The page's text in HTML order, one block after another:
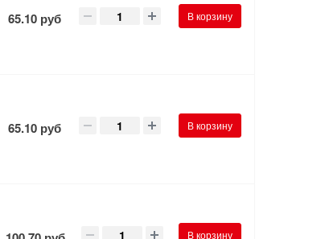
65.10 руб В корзину
65.10 руб В корзину
В корзину